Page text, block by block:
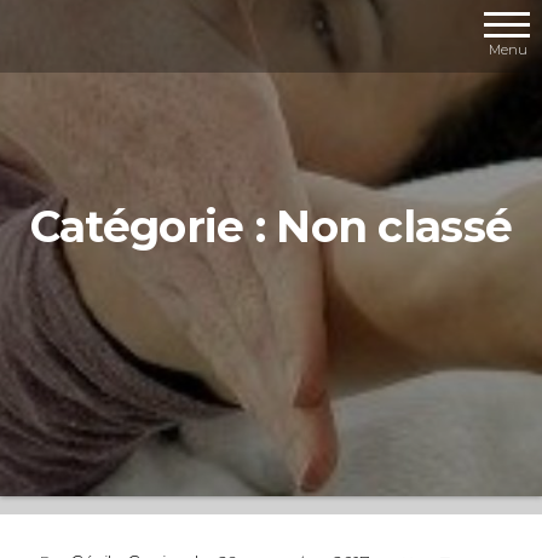
Menu
Catégorie : Non classé